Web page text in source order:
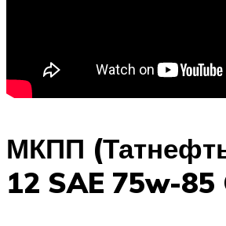
МКПП
12 SAE 75w-85